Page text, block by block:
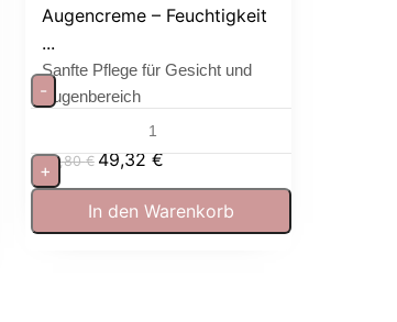
Augencreme – Feuchtigkeit
...
Sanfte Pflege für Gesicht und
Augenbereich
54,80€ 49,32€
-
+
In den Warenkorb